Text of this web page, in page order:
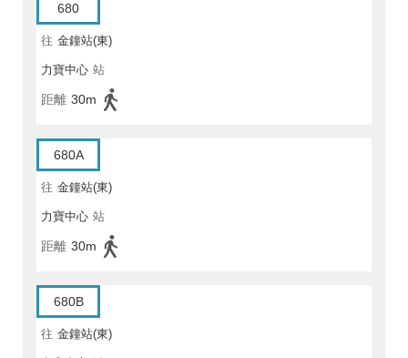
680
往 金鐘站(東)
力寶中心 站
距離 30m
680A
往 金鐘站(東)
力寶中心 站
距離 30m
680B
往 金鐘站(東)